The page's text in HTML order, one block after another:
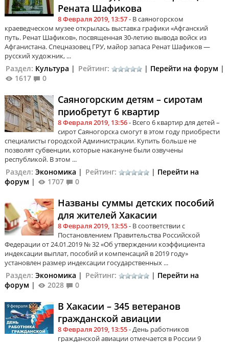
Рената Шафикова
8 Февраля 2019, 13:57- В саяногорском
краеведческом музее открылась выставка графики «Афганский
путь. Ренат Шафиков», посвященная 30-летию вывода войск из
Афганистана. Спецназовец ГРУ, майор запаса Ренат Шафиков —
русский художник, ...
Раздел: Культура | Рейтинг: | Перейти на форум |
1617
0
Саяногорским детям – сиротам
приобретут 6 квартир
8 Февраля 2019, 13:56- Всего 6 квартир для детей –
сирот Саяногорска смогут в этом году приобрести
специалисты городской Администрации. Купить больше не
позволят субвенции, которые накануне были озвучены
республикой. В этом ...
Раздел: Экономика | Рейтинг: | Перейти на
форум | 1707 0
Названы суммы детских пособий
для жителей Хакасии
8 Февраля 2019, 13:55- В соответствии с
Постановлением Правительства Российской
Федерации от 24.01.2019 № 32 «Об утверждении коэффициента
индексации выплат, пособий и компенсаций в 2019 году»
установлен размер индексации государственных ...
Раздел: Экономика | Рейтинг: | Перейти на
форум | 2028 0
В Хакасии – 345 ветеранов
гражданской авиации
8 Февраля 2019, 13:55- День работников
гражданской авиации отмечается в России 9